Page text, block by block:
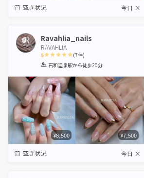
空き状況 今日 ×
Ravahlia_nails
RAVAHLIA
5
1 2 3 4 5
(7件)
石和温泉駅から徒歩20分
¥8,500 ¥7,500
空き状況 今日 ×